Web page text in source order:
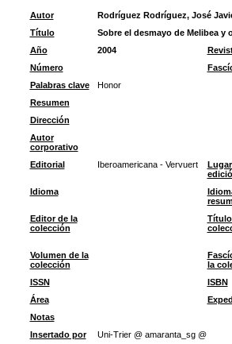
Autor
Rodríguez Rodríguez, José
Título
Sobre el desmayo de Melibea y
Año
2004
Número
Palabras clave
Honor
Resumen
Dirección
Autor
corporativo
Editorial
Iberoamericana - Vervuert
Idioma
Editor de la
colección
Volumen de la
colección
la
ISSN
ISBN
Área
Notas
Insertado por
Uni-Trier @ amaranta_sg @